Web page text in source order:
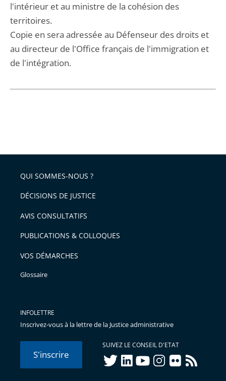
l'intérieur et au ministre de la cohésion des
territoires.
Copie en sera adressée au Défenseur des droits et
au directeur de l'Office français de l'immigration et
de l'intégration.
QUI SOMMES-NOUS ?
DÉCISIONS DE JUSTICE
AVIS CONSULTATIFS
PUBLICATIONS & COLLOQUES
VOS DÉMARCHES
Glossaire
INFOLETTRE
Inscrivez-vous à la lettre de la Justice administrative
S'inscrire
SUIVEZ LE CONSEIL D'ETAT
twitterlinkedInyoutubeinstagram
flickr rss